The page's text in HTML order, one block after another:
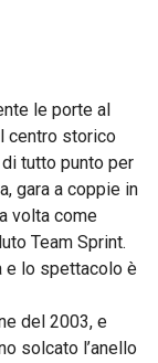
le porte al
centro storico
tutto punto per
gara a coppie in
volta come
Team Sprint.
e lo spettacolo è
del 2003, e
solcato l’anello